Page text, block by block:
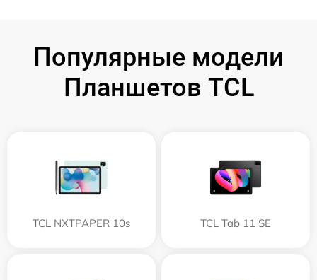
Популярные модели
Планшетов TCL
TCL NXTPAPER 10s TCL Tab 11 SE